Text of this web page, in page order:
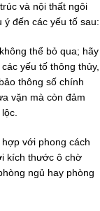
và nội thất ngôi
ý đến các yếu tố sau:
thể bỏ qua; hãy
yếu tố thông thủy,
thông số chính
vặn mà còn đảm
với phong cách
kích thước ô chờ
ngủ hay phòng